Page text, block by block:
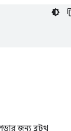
জন্য ব্লুটুথ